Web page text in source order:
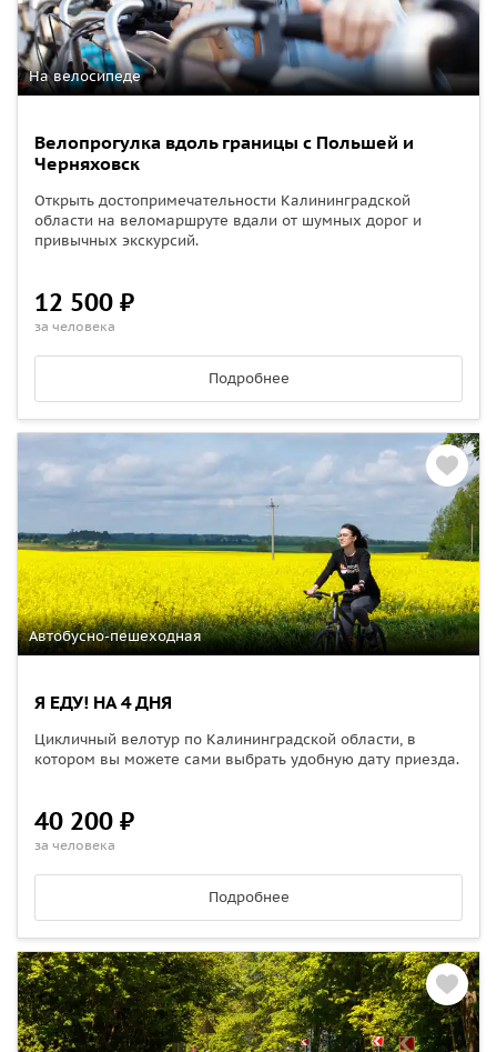
На велосипеде
Велопрогулка вдоль границы c Польшей и
Черняховск
Открыть достопримечательности Калининградской
области на веломаршруте вдали от шумных дорог и
привычных экскурсий.
12 500 ₽
за человека
Подробнее
Автобусно-пешеходная
Я ЕДУ! НА 4 ДНЯ
Цикличный велотур по Калининградской области, в
котором вы можете сами выбрать удобную дату приезда.
40 200 ₽
за человека
Подробнее